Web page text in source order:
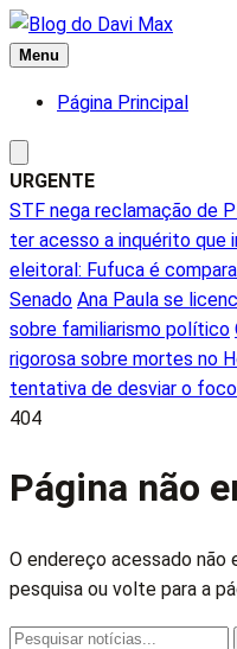
Ir
para
conteúdo
Menu
Página Principal
URGENTE
STF nega reclamação de
ter acesso a inquérito que
eleitoral: Fufuca é
Senado Ana Paula se
sobre familiarismo político
rigorosa sobre mortes no
tentativa de desviar o
404
Página não
O endereço acessado não
pesquisa ou volte para a
Pesquisar